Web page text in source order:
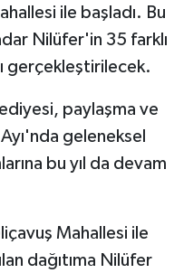
ile başladı. Bu
Nilüfer'in 35 farklı
gerçekleştirilecek.
paylaşma ve
geleneksel
bu yıl da devam
Mahallesi ile
dağıtıma Nilüfer